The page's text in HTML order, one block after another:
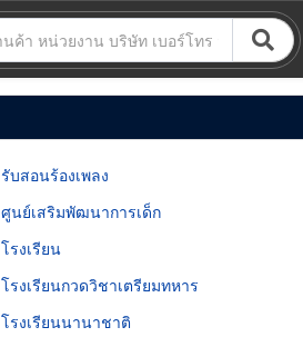
รับสอนร้องเพลง
ศูนย์เสริมพัฒนาการเด็ก
โรงเรียน
โรงเรียนกวดวิชาเตรียมทหาร
โรงเรียนนานาชาติ